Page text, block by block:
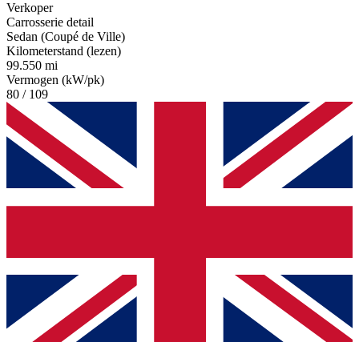
Verkoper
Carrosserie detail
Sedan (Coupé de Ville)
Kilometerstand (lezen)
99.550 mi
Vermogen (kW/pk)
80 / 109